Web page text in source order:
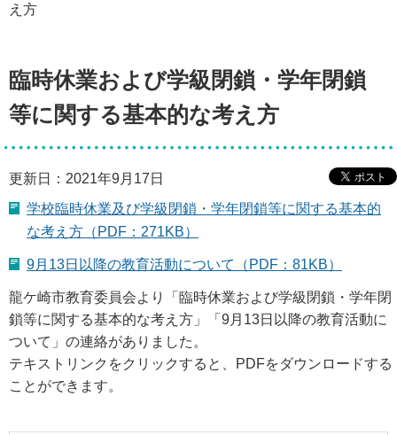
え方
臨時休業および学級閉鎖・学年閉鎖
等に関する基本的な考え方
更新日：2021年9月17日
学校臨時休業及び学級閉鎖・学年閉鎖等に関する基本的
な考え方（PDF：271KB）
9月13日以降の教育活動について（PDF：81KB）
龍ケ崎市教育委員会より「臨時休業および学級閉鎖・学年閉
鎖等に関する基本的な考え方」「9月13日以降の教育活動に
ついて」の連絡がありました。
テキストリンクをクリックすると、PDFをダウンロードする
ことができます。